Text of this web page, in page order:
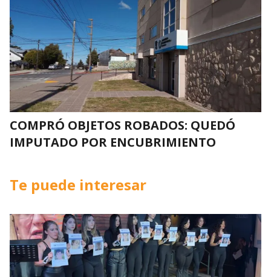
COMPRÓ OBJETOS ROBADOS: QUEDÓ
IMPUTADO POR ENCUBRIMIENTO
Te puede interesar